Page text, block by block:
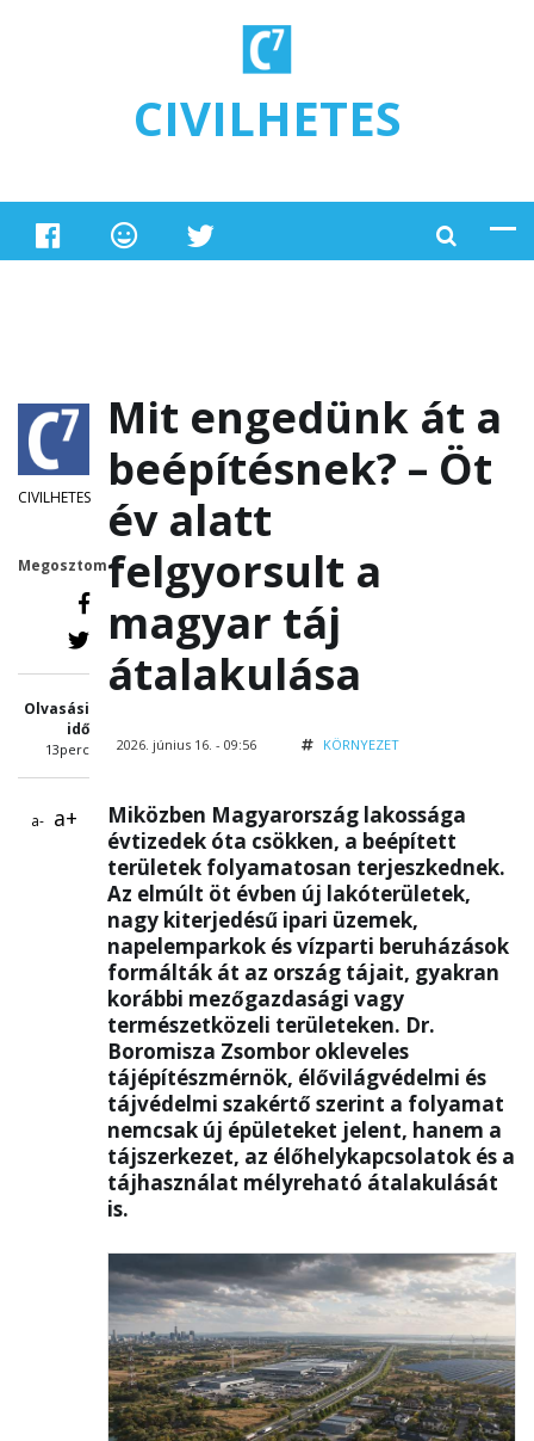
CIVILHETES
CIVILHETES
Megosztom
Olvasási
idő
13perc
a- a+
Mit engedünk át a
beépítésnek? – Öt
év alatt
felgyorsult a
magyar táj
átalakulása
2026. június 16. - 09:56 KÖRNYEZET
Miközben Magyarország lakossága
évtizedek óta csökken, a beépített
területek folyamatosan terjeszkednek.
Az elmúlt öt évben új lakóterületek,
nagy kiterjedésű ipari üzemek,
napelemparkok és vízparti beruházások
formálták át az ország tájait, gyakran
korábbi mezőgazdasági vagy
természetközeli területeken. Dr.
Boromisza Zsombor okleveles
tájépítészmérnök, élővilágvédelmi és
tájvédelmi szakértő szerint a folyamat
nemcsak új épületeket jelent, hanem a
tájszerkezet, az élőhelykapcsolatok és a
tájhasználat mélyreható átalakulását
is.